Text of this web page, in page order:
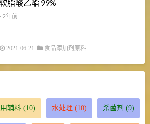
软脂酸乙酯 99%
- 2年前
2021-06-21 食品添加剂原料
辅料 (10) 水处理 (10) 杀菌剂 (9)